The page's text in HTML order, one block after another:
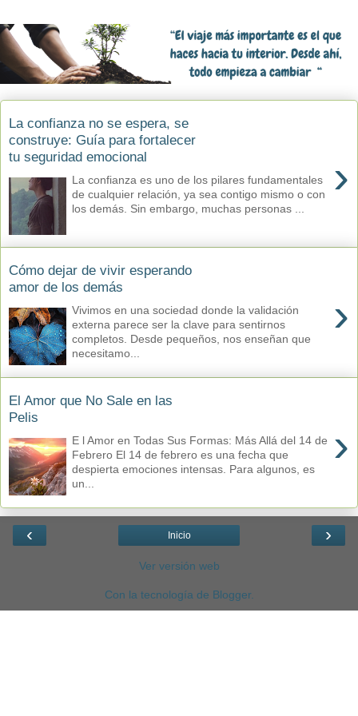
La confianza no se espera, se
construye: Guía para fortalecer
tu seguridad emocional
›
La confianza es uno de los pilares fundamentales
de cualquier relación, ya sea contigo mismo o con
los demás. Sin embargo, muchas personas ...
Cómo dejar de vivir esperando
amor de los demás
›
Vivimos en una sociedad donde la validación
externa parece ser la clave para sentirnos
completos. Desde pequeños, nos enseñan que
necesitamo...
El Amor que No Sale en las
Pelis
›
E l Amor en Todas Sus Formas: Más Allá del 14 de
Febrero El 14 de febrero es una fecha que
despierta emociones intensas. Para algunos, es
un...
‹ ›
Inicio
Ver versión web
Con la tecnología de Blogger.